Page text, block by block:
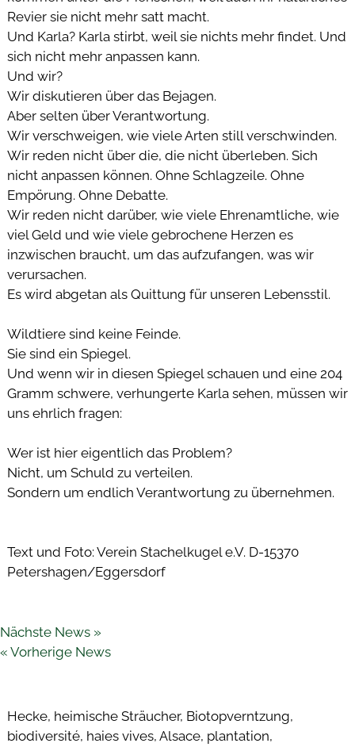
Revier sie nicht mehr satt macht.
Und Karla? Karla stirbt, weil sie nichts mehr findet. Und
sich nicht mehr anpassen kann.
Und wir?
Wir diskutieren über das Bejagen.
Aber selten über Verantwortung.
Wir verschweigen, wie viele Arten still verschwinden.
Wir reden nicht über die, die nicht überleben. Sich
nicht anpassen können. Ohne Schlagzeile. Ohne
Empörung. Ohne Debatte.
Wir reden nicht darüber, wie viele Ehrenamtliche, wie
viel Geld und wie viele gebrochene Herzen es
inzwischen braucht, um das aufzufangen, was wir
verursachen.
Es wird abgetan als Quittung für unseren Lebensstil.
Wildtiere sind keine Feinde.
Sie sind ein Spiegel.
Und wenn wir in diesen Spiegel schauen und eine 204
Gramm schwere, verhungerte Karla sehen, müssen wir
uns ehrlich fragen:
Wer ist hier eigentlich das Problem?
Nicht, um Schuld zu verteilen.
Sondern um endlich Verantwortung zu übernehmen.
Text und Foto: Verein Stachelkugel e.V. D-15370
Petershagen/Eggersdorf
Nächste News »
« Vorherige News
Hecke, heimische Sträucher, Biotopverntzung,
biodiversité, haies vives, Alsace, plantation,